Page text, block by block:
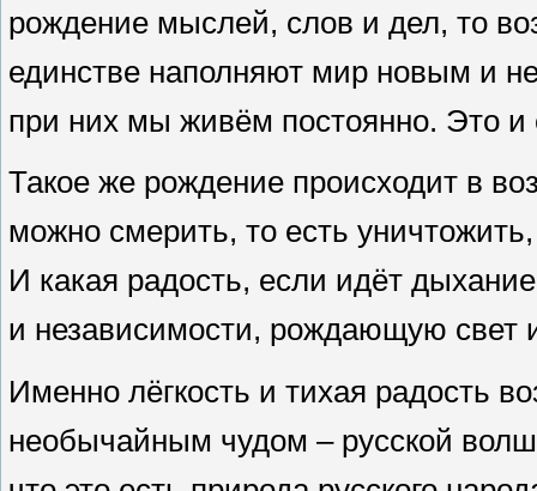
рождение мыслей, слов и дел, то
единстве наполняют мир новым и
при них мы живём постоянно. Это и
Такое же рождение происходит в
можно смерить, то есть
И какая радость, если идёт
и независимости, рождающую свет
Именно лёгкость и тихая радость
необычайным чудом – русской